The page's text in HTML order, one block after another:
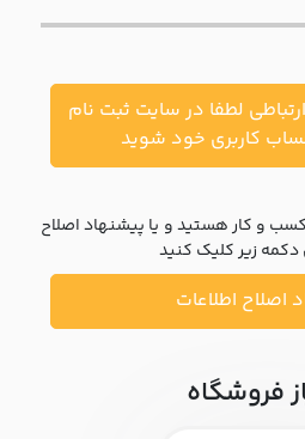
لطفا در سایت ثبت نام
کاربری خود شوید
و کار هستید و یا پیشنهاد اصلاح
دکمه زیر کلیک کنید
اصلاح اطلاعات
فروشگاه